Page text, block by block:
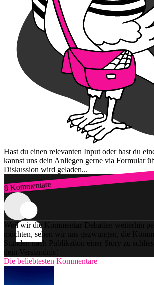
Hast du einen relevanten Input oder hast du
kannst uns dein Anliegen gerne via Formular
Diskussion wird geladen...
8 Kommentare
Zum Login
Weil wir die Kommentar-Debatten weiterhin
möchten, sehen wir uns gezwungen, die
Stunden nach Publikation einer Story zu
dein Verständnis!
Die beliebtesten Kommentare